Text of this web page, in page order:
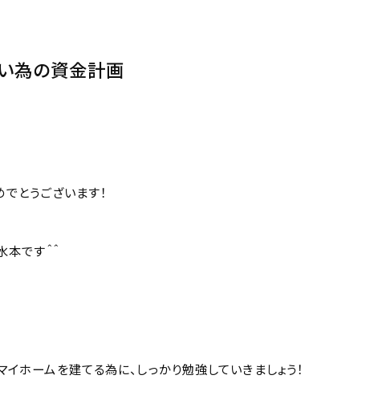
為の資金計画
とうございます！
です＾＾
ホームを建てる為に、しっかり勉強していきましょう！